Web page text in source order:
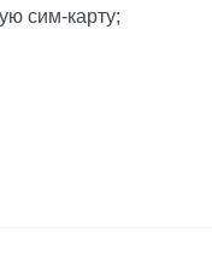
сим-карту;